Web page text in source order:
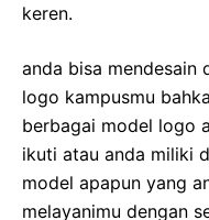
keren.
anda bisa mendesain
logo kampusmu
berbagai model logo
ikuti atau anda miliki
model apapun yang
melayanimu dengan